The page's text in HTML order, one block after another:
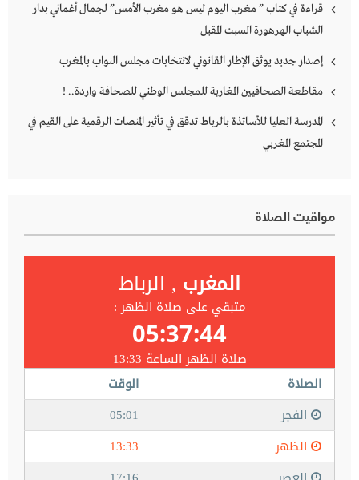
قراءة في كتاب ” مغرب اليوم ليس هو مغرب الأمس” لجمال أغماني بدار
الشباب الهرهورة السبت المقبل
إصدار جديد يوثق الإطار القانوني لانتخابات مجلس النواب بالمغرب
مقاطعة الصحافيين المغاربة للمجلس الوطني للصحافة واردة.. !
المدرسة العليا للأساتذة بالرباط تدقق في تأثير المنصات الرقمية على القيم في
المجتمع المغربي
مواقيت الصلاة